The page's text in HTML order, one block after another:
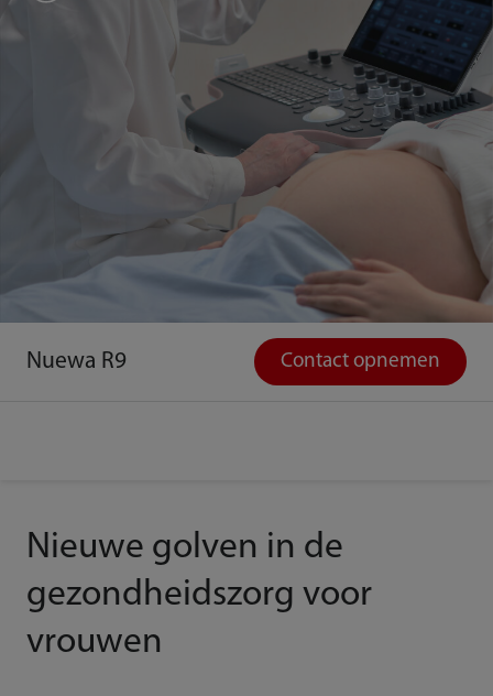
Nuewa R9 Contact opnemen
Nieuwe golven in de
gezondheidszorg voor
vrouwen